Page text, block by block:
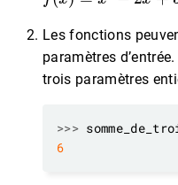
Les fonctions
paramètres
trois paramètres
>>>
6